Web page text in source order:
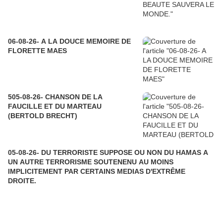
06-08-26- A LA DOUCE MEMOIRE DE
FLORETTE MAES
505-08-26- CHANSON DE LA
FAUCILLE ET DU MARTEAU
(BERTOLD BRECHT)
05-08-26- DU TERRORISTE SUPPOSE OU NON DU HAMAS A
UN AUTRE TERRORISME SOUTENENU AU MOINS
IMPLICITEMENT PAR CERTAINS MEDIAS D'EXTRÊME
DROITE.